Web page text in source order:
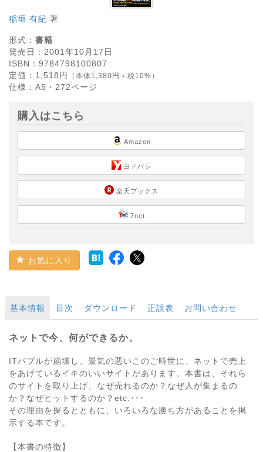
稲垣 有紀 著
形式： 書籍
発売日： 2001年10月17日
ISBN： 9784798100807
定価： 1,518 円 （本体1,380円＋税10%）
仕様： A5・ 272ページ
購入はこちら
Amazon
ヨドバシ
楽天ブックス
7net
お気に入り
基本情報 目次 ダウンロード 正誤表 お問い合わせ
ネットで今、何ができるか。
ITバブルが崩壊し、景気の悪いこのご時世に、ネットで売上
をあげているイキのいいサイトがあります。本書は、それら
のサイトを取り上げ、なぜ売れるのか？なぜ人が集まるの
か？なぜヒットするのか？etc.･･･
その理由を探るとともに、いろいろな勝ち方があることを掲
示する本です。
【本書の特徴】